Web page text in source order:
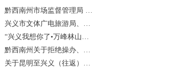
黔西南州市场监督管理局 、黔西南州文化体育广电旅游局（黔西南州文物局）关于进一步规范我州旅游市场价格行为的提醒告诫函
兴义市文体广电旅游局、兴义市发展和改革局、兴义市市场监督管理局关于规范暑期酒店住宿、餐饮及景区市场价格行为的提醒函
“兴义我想你了•万峰林山边演唱会” 活动期间实施临时交通管制的通告
黔西南州关于拒绝操办、参与“升学宴”“状元酒”“谢师宴”的倡议书
关于昆明至兴义（往返）客运班线开通的公告